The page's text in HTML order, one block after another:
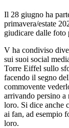
Il 28 giugno ha
primavera/estate
giudicare dalle foto
V ha condiviso
sui suoi social
Torre Eiffel sullo
facendo il segno
commovente
arrivando persino
loro. Si dice anche
ai fan, ad esempio
loro.